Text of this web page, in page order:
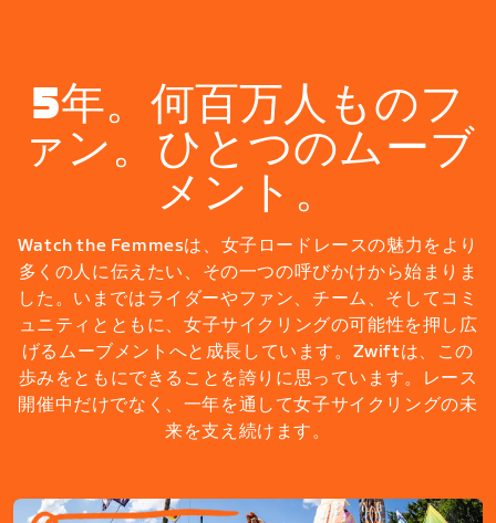
5年。何百万人ものフ
ァン。ひとつのムーブ
メント。
Watch the Femmesは、女子ロードレースの魅力をより
多くの人に伝えたい、その一つの呼びかけから始まりま
した。いまではライダーやファン、チーム、そしてコミ
ュニティとともに、女子サイクリングの可能性を押し広
げるムーブメントへと成長しています。Zwiftは、この
歩みをともにできることを誇りに思っています。レース
開催中だけでなく、一年を通して女子サイクリングの未
来を支え続けます。